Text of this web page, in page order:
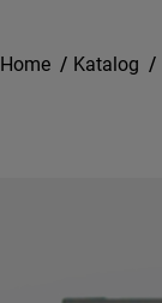
Home / Katalog /